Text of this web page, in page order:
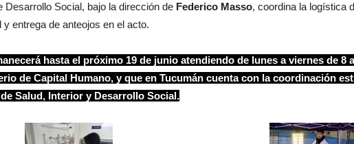
Social, bajo la dirección de Federico Masso, coordina la logística
entrega de anteojos en el acto.
hasta el próximo 19 de junio atendiendo de lunes a viernes de 8
de Capital Humano, y que en Tucumán cuenta con la coordinación
Salud, Interior y Desarrollo Social.